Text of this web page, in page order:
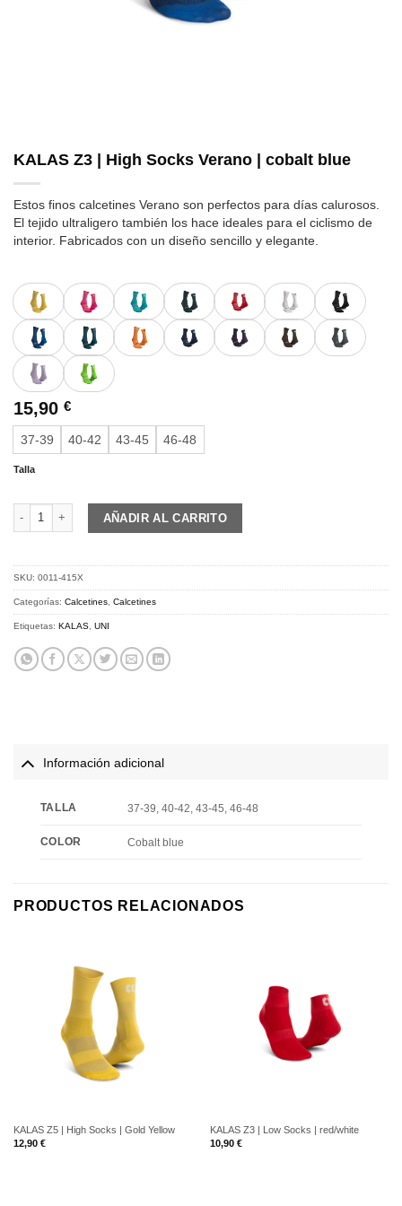
KALAS Z3 | High Socks Verano | cobalt blue
Estos finos calcetines Verano son perfectos para días calurosos.
El tejido ultraligero también los hace ideales para el ciclismo de
interior. Fabricados con un diseño sencillo y elegante.
15,90 €
37-39 40-42 43-45 46-48
Talla
KALAS Z3 | High Socks Verano | cobalt blue cantidad
AÑADIR AL CARRITO
SKU: 0011-415X
Categorías: Calcetines Calcetines
Etiquetas: KALAS UNI
Información adicional
TALLA 37-39, 40-42, 43-45, 46-48
COLOR Cobalt blue
PRODUCTOS RELACIONADOS
KALAS Z5 | High Socks | Gold Yellow
12,90 €
KALAS Z3 | Low Socks | red/white
10,90 €